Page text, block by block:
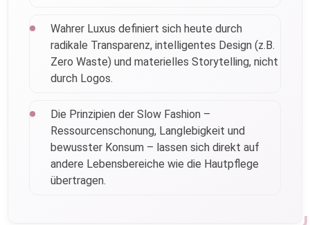
Wahrer Luxus definiert sich heute durch
radikale Transparenz, intelligentes Design (z.B.
Zero Waste) und materielles Storytelling, nicht
durch Logos.
Die Prinzipien der Slow Fashion –
Ressourcenschonung, Langlebigkeit und
bewusster Konsum – lassen sich direkt auf
andere Lebensbereiche wie die Hautpflege
übertragen.